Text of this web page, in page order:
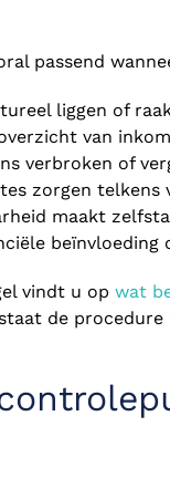
passend
liggen of
van
verbroken of
zorgen telkens
maakt
beïnvloeding
vindt u op wat
de procedure